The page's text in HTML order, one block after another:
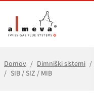
Domov Dimniški sistemi
SIB / SIZ / MIB